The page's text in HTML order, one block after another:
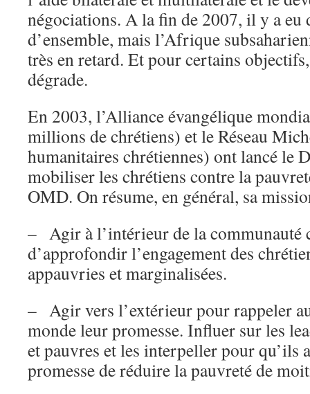
négociations. A la fin de 2007, il y a eu
d’ensemble, mais l’Afrique
très en retard. Et pour certains
dégrade.
En 2003, l’Alliance évangélique
millions de chrétiens) et le Réseau
humanitaires chrétiennes) ont lancé le
mobiliser les chrétiens contre la
OMD. On résume, en général, sa
– Agir à l’intérieur de la communauté
d’approfondir l’engagement des
appauvries et marginalisées.
– Agir vers l’extérieur pour rappeler
monde leur promesse. Influer sur les
et pauvres et les interpeller pour qu’ils
promesse de réduire la pauvreté de